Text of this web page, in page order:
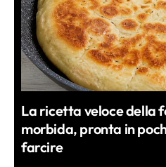
La ricetta veloce della
morbida, pronta in
farcire